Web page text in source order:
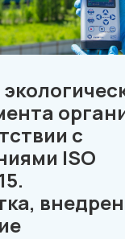
с
ISO